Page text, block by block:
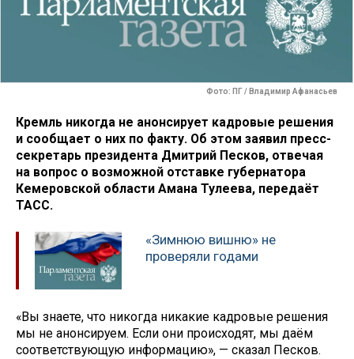
Фото: ПГ / Владимир Афанасьев
Кремль никогда не анонсирует кадровые решения
и сообщает о них по факту. Об этом заявил пресс-
секретарь президента Дмитрий Песков, отвечая
на вопрос о возможной отставке губернатора
Кемеровской области Амана Тулеева, передаёт
ТАСС.
«Зимнюю вишню» не
проверяли годами
«Вы знаете, что никогда никакие кадровые решения
мы не анонсируем. Если они происходят, мы даём
соответствующую информацию», — сказал Песков.